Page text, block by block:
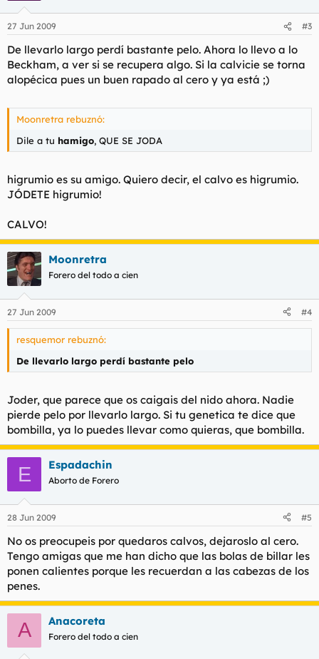
27 Jun 2009 #3
De llevarlo largo perdí bastante pelo. Ahora lo llevo a lo
Beckham, a ver si se recupera algo. Si la calvicie se torna
alopécica pues un buen rapado al cero y ya está ;)
Moonretra rebuznó:
Dile a tu hamigo, QUE SE JODA
higrumio es su amigo. Quiero decir, el calvo es higrumio.
JÓDETE higrumio!
CALVO!
Moonretra
Forero del todo a cien
27 Jun 2009 #4
resquemor rebuznó:
De llevarlo largo perdí bastante pelo
Joder, que parece que os caigais del nido ahora. Nadie
pierde pelo por llevarlo largo. Si tu genetica te dice que
bombilla, ya lo puedes llevar como quieras, que bombilla.
E Espadachin
Aborto de Forero
28 Jun 2009 #5
No os preocupeis por quedaros calvos, dejaroslo al cero.
Tengo amigas que me han dicho que las bolas de billar les
ponen calientes porque les recuerdan a las cabezas de los
penes.
A Anacoreta
Forero del todo a cien